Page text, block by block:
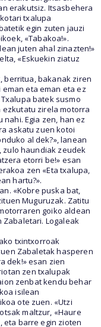
erakutsiz. Itsasbehera
txalupa
egin zuten jauzi
«Tabakoa!».
juten ahal zinazten!»
«Eskuekin ziatuz
berritua, bakanak ziren
eta eman eta ez
batek susmo
zirela motorra
Egia zen, han ez
askatu zuen kotoi
al dek?», lanean
zulo haundiak zeudek
etorri be!» esan
zen «Eta txalupa,
hartu?».
«Kobre puska bat,
Muguruzak. Zatitu
goiko aldean
Zabaletari. Logaleak
txintxorroak
Zabaletak hasperen
dek!» esan zien
zen txalupak
zenbat kendu behar
isilean
ote zuen. «Utzi
maltzur, «Haure
eta barre egin zioten